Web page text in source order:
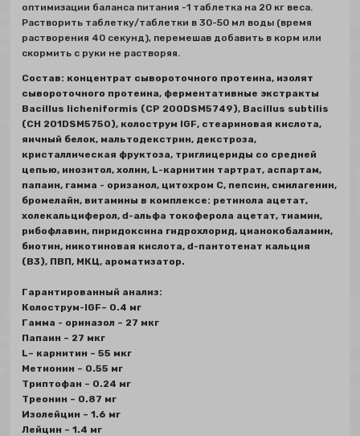
оптимизации баланса питания -1 таблетка на 20 кг веса.
Растворить таблетку/таблетки в 30-50 мл воды (время
растворения 40 секунд), перемешав добавить в корм или
скормить с руки не растворяя.
Состав: концентрат сывороточного протеина, изолят
сывороточного протеина, ферментативные экстракты
Bacillus licheniformis (СР 200DSM5749), Bacillus subtilis
(CH 201DSM5750), колострум IGF, стеариновая кислота,
яичный белок, мальтодекстрин, декстроза,
кристаллическая фруктоза, триглицериды со средней
цепью, инозитол, холин, L-карнитин тартрат, аспартам,
папаин, гамма - оризанол, цитохром С, пепсин, смилагенин,
бромелайн, витамины в комплексе: ретинола ацетат,
холекальциферол, d-альфа токоферола ацетат, тиамин,
рибофлавин, пиридоксина гидрохлорид, цианокобаламин,
биотин, никотиновая кислота, d-пантотенат кальция
(В3), ПВП, МКЦ, ароматизатор.
Гарантированный анализ:
Колострум-IGF– 0.4 мг
Гамма - ориназол – 27 мкг
Папаин – 27 мкг
L– карнитин – 55 мкг
Метионин – 0.55 мг
Триптофан – 0.24 мг
Треонин – 0.87 мг
Изолейцин – 1.6 мг
Лейцин – 1.4 мг